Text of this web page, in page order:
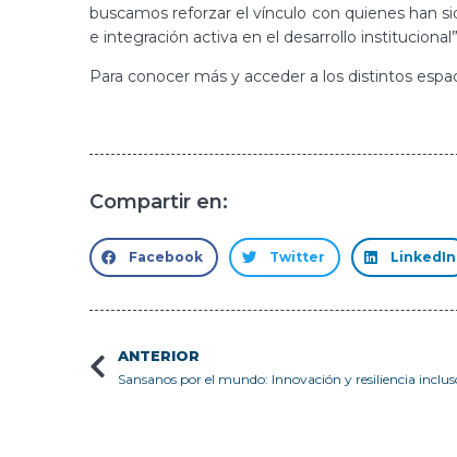
buscamos reforzar el vínculo con quienes han
e integración activa en el desarrollo
Para conocer más y acceder a los distintos
Compartir en:
Facebook Twitter LinkedIn
ANTERIOR